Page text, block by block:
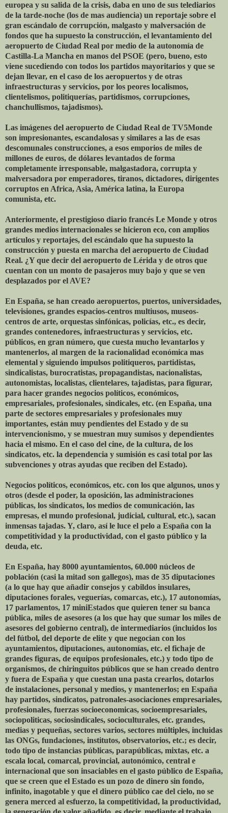
europea y su salida de la crisis, daba en uno de sus telediarios
de la tarde-noche (los de mas audiencia) un reportaje sobre el
gran escándalo de corrupción, malgasto y malversación de
fondos que ha supuesto la construcción, el levantamiento del
aeropuerto de Ciudad Real por medio de la autonomía de
Castilla-La Mancha en manos del PSOE (pero, bueno, esto
viene sucediendo con todos los partidos mayoritarios y que se
dejan llevar, en el caso de los aeropuertos y de otras
infraestructuras y servicios, por los peores localismos,
clientelismos, politiquerías, partidismos, corrupciones,
chanchullismos, tajadismos).
Las imágenes del aeropuerto de Ciudad Real de TV5Monde
son impresionantes, escandalosas y similares a las de esas
descomunales construcciones, a esos emporios de miles de
millones de euros, de dólares levantados de forma
completamente irresponsable, malgastadora, corrupta y
malversadora por emperadores, tiranos, dictadores, dirigentes
corruptos en Africa, Asia, América latina, la Europa
comunista, etc.
Anteriormente, el prestigioso diario francés Le Monde y otros
grandes medios internacionales se hicieron eco, con amplios
artículos y reportajes, del escándalo que ha supuesto la
construcción y puesta en marcha del aeropuerto de Ciudad
Real. ¿Y que decir del aeropuerto de Lérida y de otros que
cuentan con un monto de pasajeros muy bajo y que se ven
desplazados por el AVE?
En España, se han creado aeropuertos, puertos, universidades,
televisiones, grandes espacios-centros multiusos, museos-
centros de arte, orquestas sinfónicas, policías, etc., es decir,
grandes contenedores, infraestructuras y servicios, etc.
públicos, en gran número, que cuesta mucho levantarlos y
mantenerlos, al margen de la racionalidad económica mas
elemental y siguiendo impulsos politiqueros, partidistas,
sindicalistas, burocratistas, propagandistas, nacionalistas,
autonomistas, localistas, clientelares, tajadistas, para figurar,
para hacer grandes negocios políticos, económicos,
empresariales, profesionales, sindicales, etc. (en España, una
parte de sectores empresariales y profesionales muy
importantes, están muy pendientes del Estado y de su
intervencionismo, y se muestran muy sumisos y dependientes
hacia el mismo. En el caso del cine, de la cultura, de los
sindicatos, etc. la dependencia y sumisión es casi total por las
subvenciones y otras ayudas que reciben del Estado).
Negocios políticos, económicos, etc. con los que algunos, unos y
otros (desde el poder, la oposición, las administraciones
públicas, los sindicatos, los medios de comunicación, las
empresas, el mundo profesional, judicial, cultural, etc.), sacan
inmensas tajadas. Y, claro, así le luce el pelo a España con la
competitividad y la productividad, con el gasto público y la
deuda, etc.
En España, hay 8000 ayuntamientos, 60.000 núcleos de
población (casi la mitad son gallegos), mas de 35 diputaciones
(a lo que hay que añadir consejos y cabildos insulares,
diputaciones forales, veguerías, comarcas, etc.), 17 autonomías,
17 parlamentos, 17 miniEstados que quieren tener su banca
pública, miles de asesores (a los que hay que sumar los miles de
asesores del gobierno central), de intermediarios (incluidos los
del fútbol, del deporte de elite y que negocian con los
ayuntamientos, diputaciones, autonomías, etc. el fichaje de
grandes figuras, de equipos profesionales, etc.) y todo tipo de
organismos, de chiringuitos públicos que se han creado dentro
y fuera de España y que cuestan una pasta crearlos, dotarlos
de instalaciones, personal y medios, y mantenerlos; en España
hay partidos, sindicatos, patronales-asociaciones empresariales,
profesionales, fuerzas socioeconomicas, socioempresariales,
sociopoliticas, sociosindicales, socioculturales, etc. grandes,
medias y pequeñas, sectores varios, sectores múltiples, incluidas
las ONGs, fundaciones, institutos, observatorios, etc.; es decir,
todo tipo de instancias públicas, parapúblicas, mixtas, etc. a
escala local, comarcal, provincial, autonómico, central e
internacional que son insaciables en el gasto público de España,
que se creen que el Estado es un pozo de dinero sin fondo,
infinito, inagotable y que el dinero público cae del cielo, no se
genera merced al esfuerzo, la competitividad, la productividad,